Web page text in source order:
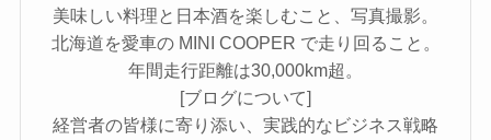
美味しい料理と日本酒を楽しむこと、写真撮影。
北海道を愛車の MINI COOPER で走り回ること。
年間走行距離は30,000km超。
[ブログについて]
経営者の皆様に寄り添い、実践的なビジネス戦略